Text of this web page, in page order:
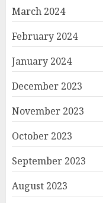
March 2024
February 2024
January 2024
December 2023
November 2023
October 2023
September 2023
August 2023